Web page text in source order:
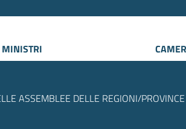
MINISTRI
ASSEMBLEE DELLE REGIONI/PROVINCE